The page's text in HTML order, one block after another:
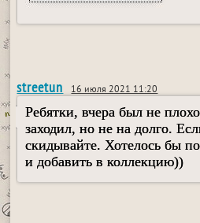
streetun 16 июля 2021 11:20
Ребятки, вчера был не
заходил, но не на долго.
скидывайте. Хотелось бы
и добавить в коллекцию))